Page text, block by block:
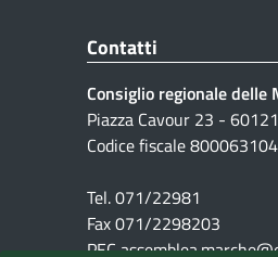
Contatti
Consiglio regionale delle
Piazza Cavour 23 -
Codice fiscale
Tel. 071/22981
Fax 071/2298203
PEC